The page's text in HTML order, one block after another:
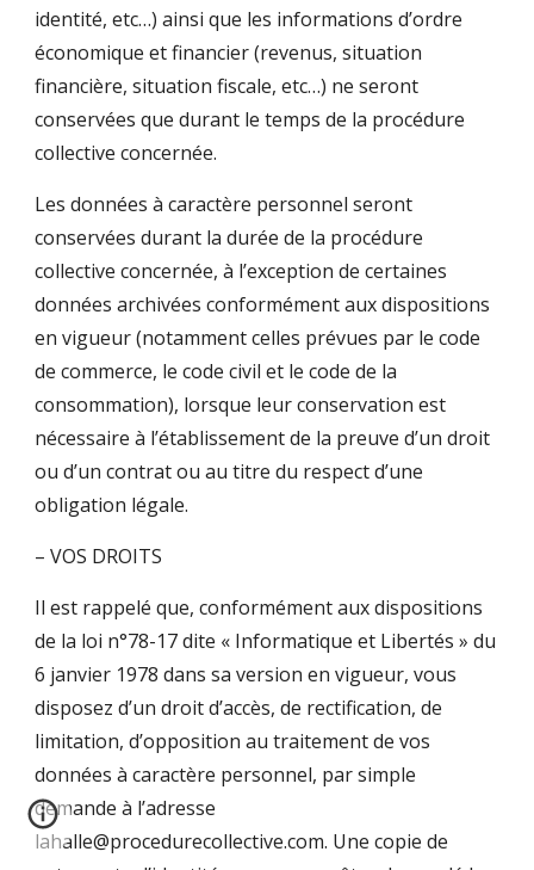
identité, etc…) ainsi que les informations d’ordre
économique et financier (revenus, situation
financière, situation fiscale, etc…) ne seront
conservées que durant le temps de la procédure
collective concernée.
Les données à caractère personnel seront
conservées durant la durée de la procédure
collective concernée, à l’exception de certaines
données archivées conformément aux dispositions
en vigueur (notamment celles prévues par le code
de commerce, le code civil et le code de la
consommation), lorsque leur conservation est
nécessaire à l’établissement de la preuve d’un droit
ou d’un contrat ou au titre du respect d’une
obligation légale.
– VOS DROITS
Il est rappelé que, conformément aux dispositions
de la loi n°78-17 dite « Informatique et Libertés » du
6 janvier 1978 dans sa version en vigueur, vous
disposez d’un droit d’accès, de rectification, de
limitation, d’opposition au traitement de vos
données à caractère personnel, par simple
demande à l’adresse
lahalle@procedurecollective.com. Une copie de